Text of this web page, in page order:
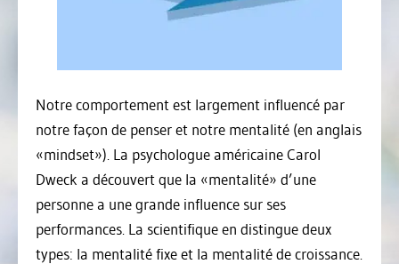
Notre comportement est largement influencé par
notre façon de penser et notre mentalité (en anglais
«mindset»). La psychologue américaine Carol
Dweck a découvert que la «mentalité» d’une
personne a une grande influence sur ses
performances. La scientifique en distingue deux
types: la mentalité fixe et la mentalité de croissance.